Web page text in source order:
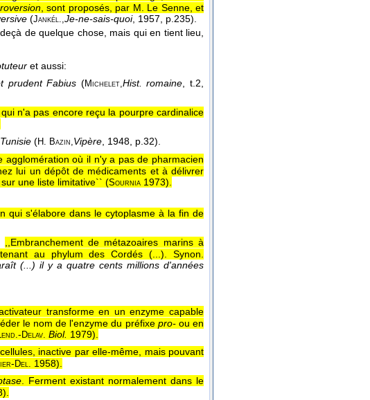
, sont proposés, par M. Le Senne, et
(Jankél.,Je-ne-sais-quoi, 1957, p.235).
de quelque chose, mais qui en tient lieu,
et aussi:
prudent Fabius (Michelet,Hist. romaine, t.2,
n'a pas encore reçu la pourpre cardinalice
(H. Bazin,Vipère, 1948, p.32).
agglomération où il n'y a pas de pharmacien
lui un dépôt de médicaments et à délivrer
une liste limitative`` (Sournia 1973).
qui s'élabore dans le cytoplasme à la fin de
,,Embranchement de métazoaires marins à
au phylum des Cordés (...). Synon.
(...) il y a quatre cents millions d'années
transforme en un enzyme capable
le nom de l'enzyme du préfixe pro-ou en
- Delav. Biol. 1979).
inactive par elle-même, mais pouvant
- Del. 1958).
. Ferment existant normalement dans le
).